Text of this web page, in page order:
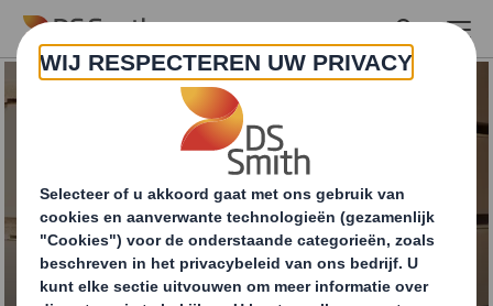
Skip to main content